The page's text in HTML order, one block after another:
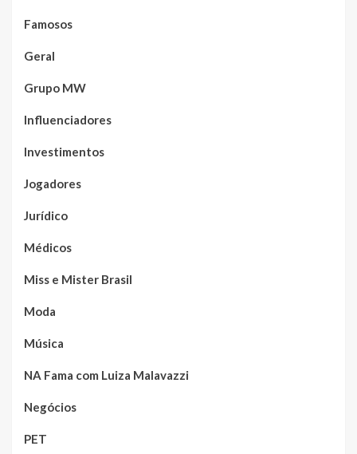
Famosos
Geral
Grupo MW
Influenciadores
Investimentos
Jogadores
Jurídico
Médicos
Miss e Mister Brasil
Moda
Música
NA Fama com Luiza Malavazzi
Negócios
PET